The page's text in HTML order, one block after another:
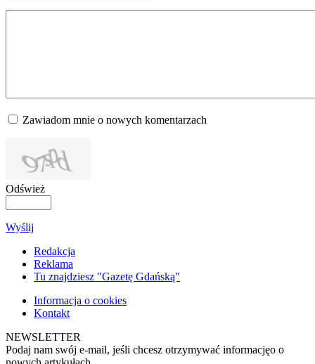
Zawiadom mnie o nowych komentarzach
Odśwież
Wyślij
Redakcja
Reklama
Tu znajdziesz "Gazetę Gdańską"
Informacja o cookies
Kontakt
NEWSLETTER
Podaj nam swój e-mail, jeśli chcesz otrzymywać informacjęo o